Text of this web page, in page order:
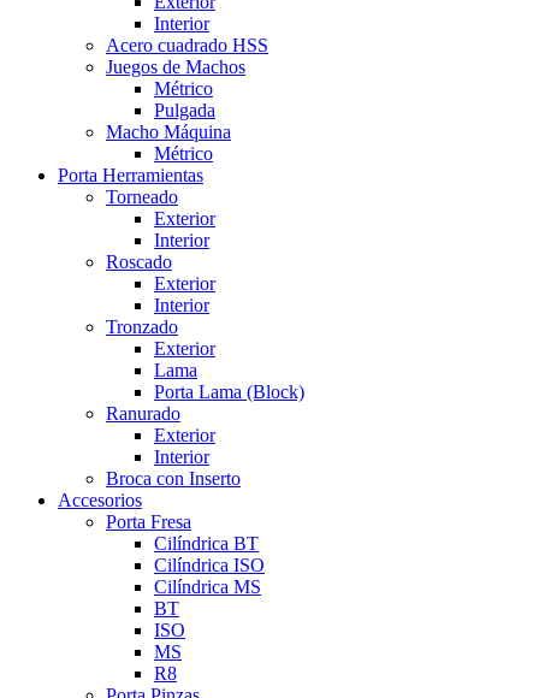
Interior
Acero cuadrado HSS
Juegos de Machos
Métrico
Pulgada
Macho Máquina
Métrico
Porta Herramientas
Torneado
Exterior
Interior
Roscado
Exterior
Interior
Tronzado
Exterior
Lama
Porta Lama (Block)
Ranurado
Exterior
Interior
Broca con Inserto
Accesorios
Porta Fresa
Cilíndrica BT
Cilíndrica ISO
Cilíndrica MS
BT
ISO
MS
R8